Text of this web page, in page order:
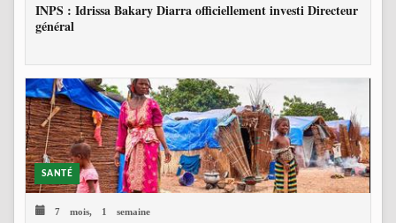
INPS : Idrissa Bakary Diarra officiellement investi Directeur
général
SANTÉ
7 mois, 1 semaine